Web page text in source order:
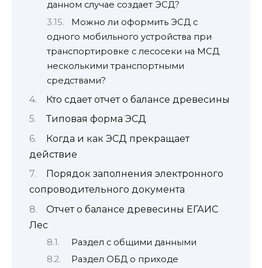
данном случае создает ЭСД?
Можно ли оформить ЭСД с
одного мобильного устройства при
транспортировке с лесосеки на МСД
несколькими транспортными
средствами?
Кто сдает отчет о балансе древесины
Типовая форма ЭСД
Когда и как ЭСД прекращает
действие
Порядок заполнения электронного
сопроводительного документа
Отчет о балансе древесины ЕГАИС
Лес
Раздел с общими данными
Раздел ОБД о приходе